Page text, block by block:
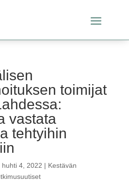
toimijat
vastata
tehtyihin
huhti 4, 2022 | Kestävän